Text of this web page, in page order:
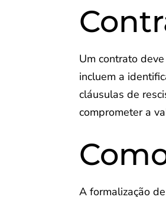
Um contrato
incluem a
cláusulas de
comprometer a
A formalização